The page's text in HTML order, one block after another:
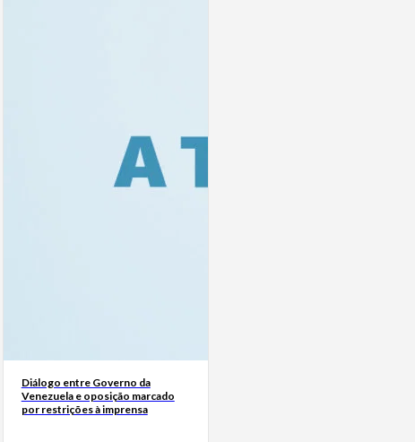
Diálogo entre Governo da
Venezuela e oposição marcado
por restrições à imprensa